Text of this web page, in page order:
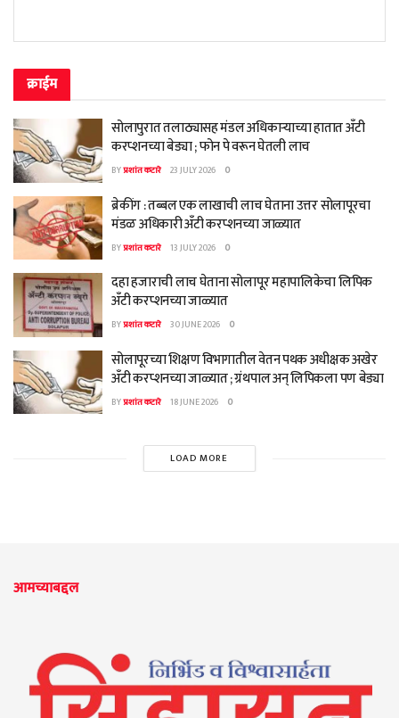
क्राईम
सोलापुरात तलाठ्यासह मंडल अधिकाऱ्याच्या हातात अँटी
करप्शनच्या बेड्या ; फोन पे वरून घेतली लाच
BYप्रशांत कटारे 23 JULY 2026 0
ब्रेकींग : तब्बल एक लाखाची लाच घेताना उत्तर सोलापूरचा
मंडळ अधिकारी अँटी करप्शनच्या जाळ्यात
BYप्रशांत कटारे 13 JULY 2026 0
दहा हजाराची लाच घेताना सोलापूर महापालिकेचा लिपिक
अँटी करप्शनच्या जाळ्यात
BYप्रशांत कटारे 30 JUNE 2026 0
सोलापूरच्या शिक्षण विभागातील वेतन पथक अधीक्षक अखेर
अँटी करप्शनच्या जाळ्यात ; ग्रंथपाल अन् लिपिकला पण बेड्या
BYप्रशांत कटारे 18 JUNE 2026 0
LOAD MORE
आमच्याबद्दल